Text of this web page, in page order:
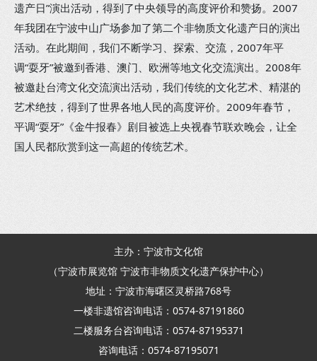
遗产日”演出活动，得到了中央领导的高度评价和赞扬。2007
年我团在宁波中山广场参加了第二个非物质文化遗产日的演出
活动。在此期间，我们不断学习、探索、交流，2007年平
调“耍牙”被邀到香港、澳门、欧洲等地文化交流演出。2008年
被邀赴台湾文化交流演出活动，我们传统的文化艺术、精湛的
艺术绝技，得到了世界各地人民的高度评价。2009年春节，
平调“耍牙”《金牛报春》剧目被选上央视春节联欢晚会，让全
国人民都欣赏到这一高超的传统艺术。
主办：宁波市文化馆
（宁波市展览馆 宁波市非物质文化遗产保护中心）
地址：宁波市海曙区灵桥路768号
一楼非遗馆咨询电话：0574-87191860
二楼服务台咨询电话：0574-87195371
咨询电话：0574-87195071